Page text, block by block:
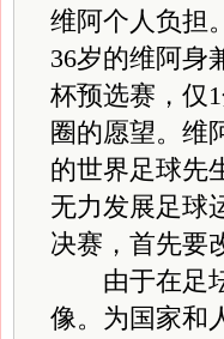
维阿个人负担
36岁的维阿身
杯预选赛，仅
圈的愿望。维
的世界足球先
无力发展足球
决赛，首先要
由于在足坛
像。为国家和